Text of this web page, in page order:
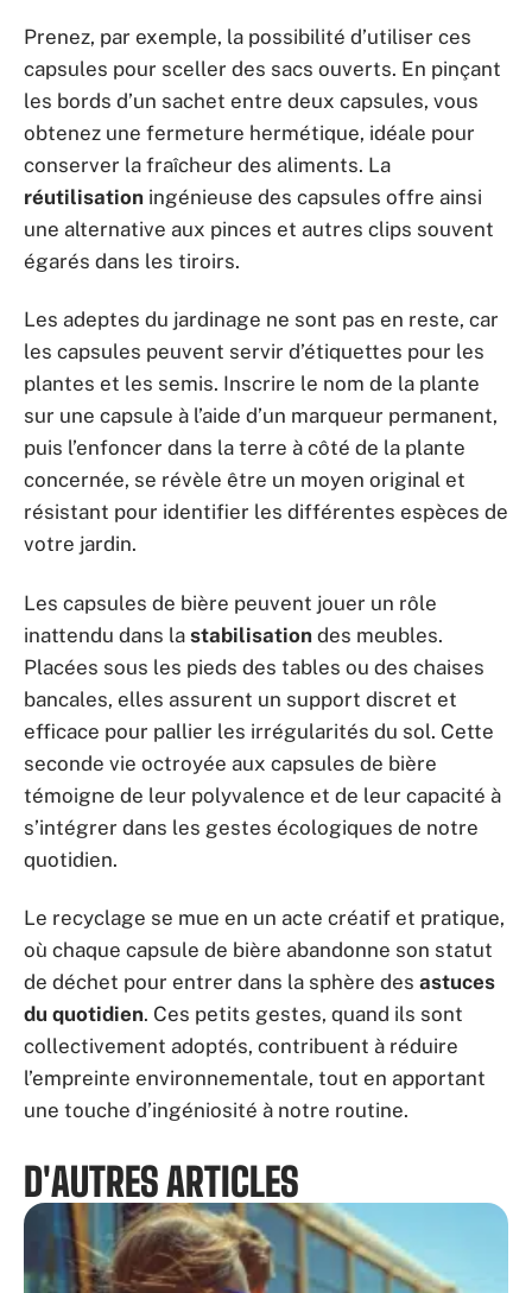
Prenez, par exemple, la possibilité d’utiliser ces
capsules pour sceller des sacs ouverts. En pinçant
les bords d’un sachet entre deux capsules, vous
obtenez une fermeture hermétique, idéale pour
conserver la fraîcheur des aliments. La
réutilisation ingénieuse des capsules offre ainsi
une alternative aux pinces et autres clips souvent
égarés dans les tiroirs.
Les adeptes du jardinage ne sont pas en reste, car
les capsules peuvent servir d’étiquettes pour les
plantes et les semis. Inscrire le nom de la plante
sur une capsule à l’aide d’un marqueur permanent,
puis l’enfoncer dans la terre à côté de la plante
concernée, se révèle être un moyen original et
résistant pour identifier les différentes espèces de
votre jardin.
Les capsules de bière peuvent jouer un rôle
inattendu dans la stabilisation des meubles.
Placées sous les pieds des tables ou des chaises
bancales, elles assurent un support discret et
efficace pour pallier les irrégularités du sol. Cette
seconde vie octroyée aux capsules de bière
témoigne de leur polyvalence et de leur capacité à
s’intégrer dans les gestes écologiques de notre
quotidien.
Le recyclage se mue en un acte créatif et pratique,
où chaque capsule de bière abandonne son statut
de déchet pour entrer dans la sphère des astuces
du quotidien. Ces petits gestes, quand ils sont
collectivement adoptés, contribuent à réduire
l’empreinte environnementale, tout en apportant
une touche d’ingéniosité à notre routine.
D'AUTRES ARTICLES